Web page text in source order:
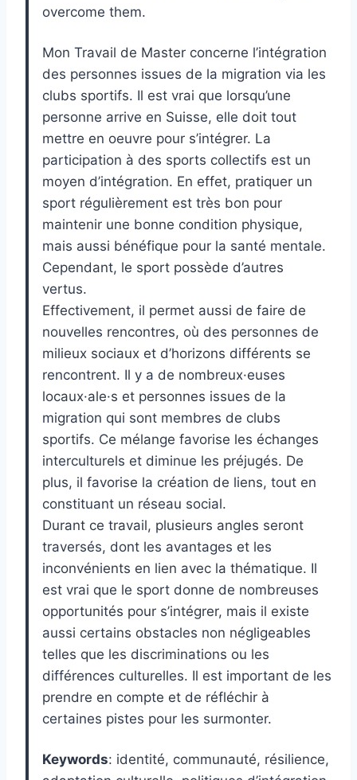
overcome them.
Mon Travail de Master concerne l’intégration
des personnes issues de la migration via les
clubs sportifs. Il est vrai que lorsqu’une
personne arrive en Suisse, elle doit tout
mettre en oeuvre pour s’intégrer. La
participation à des sports collectifs est un
moyen d’intégration. En effet, pratiquer un
sport régulièrement est très bon pour
maintenir une bonne condition physique,
mais aussi bénéfique pour la santé mentale.
Cependant, le sport possède d’autres
vertus.
Effectivement, il permet aussi de faire de
nouvelles rencontres, où des personnes de
milieux sociaux et d’horizons différents se
rencontrent. Il y a de nombreux·euses
locaux·ale·s et personnes issues de la
migration qui sont membres de clubs
sportifs. Ce mélange favorise les échanges
interculturels et diminue les préjugés. De
plus, il favorise la création de liens, tout en
constituant un réseau social.
Durant ce travail, plusieurs angles seront
traversés, dont les avantages et les
inconvénients en lien avec la thématique. Il
est vrai que le sport donne de nombreuses
opportunités pour s’intégrer, mais il existe
aussi certains obstacles non négligeables
telles que les discriminations ou les
différences culturelles. Il est important de les
prendre en compte et de réfléchir à
certaines pistes pour les surmonter.
Keywords: identité, communauté, résilience,